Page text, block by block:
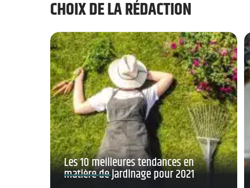
CHOIX DE LA RÉDACTION
Les 10 meilleures tendances en
matière de jardinage pour 2021